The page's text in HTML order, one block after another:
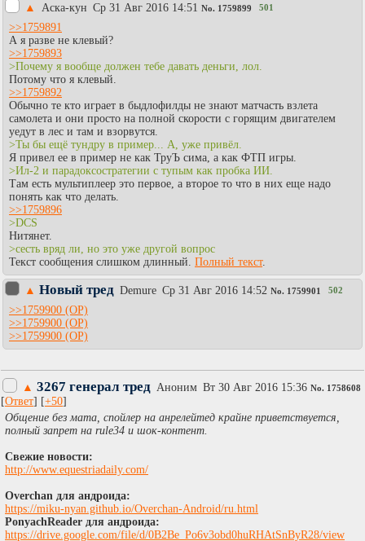
▲ Аска-кун Ср 31 Авг 2016 14:51 No. 1759899 501
>>1759891
А я разве не клевый?
>>1759893
>Почему я вообще должен тебе давать деньги, лол.
Потому что я клевый.
>>1759892
Обычно те кто играет в быдлофилды не знают матчасть взлета
самолета и они просто на полной скорости с горящим двигателем
уедут в лес и там и взорвутся.
>Ты бы ещё тундру в пример... А, уже привёл.
Я привел ее в пример не как ТруЪ сима, а как ФТП игры.
>Ил-2 и парадоксостратегии с тупым как пробка ИИ.
Там есть мультиплеер это первое, а второе то что в них еще надо
понять как что делать.
>>1759896
>DCS
Нитянет.
>сесть вряд ли, но это уже другой вопрос
Текст сообщения слишком длинный. Полный текст.
▲ Новый тред Demure Ср 31 Авг 2016 14:52 No. 1759901 502
>>1759900
>>1759900
>>1759900
▲ 3267 генерал тред Аноним Вт 30 Авг 2016 15:36 No. 1758608
[Ответ] [+50]
Общение без мата, спойлер на анрелейтед крайне приветствуется,
полный запрет на rule34 и шок-контент.
Свежие новости:
http://www.equestriadaily.com/
Overchan для андроида:
https://miku-nyan.github.io/Overchan-Android/ru.html
PonyachReader для андроида:
https://drive.google.com/file/d/0B2Be_Po6v3obd0huRHAtSnByR28/view